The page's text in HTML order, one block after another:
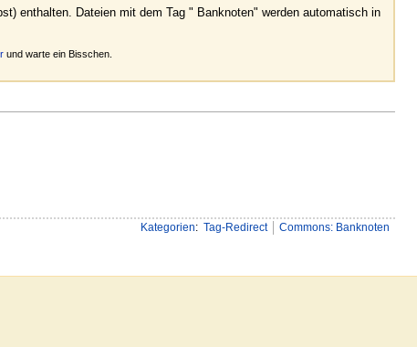
enthalten. Dateien mit dem Tag " Banknoten" werden automatisch in
und warte ein Bisschen.
Kategorien: Tag-Redirect Commons: Banknoten